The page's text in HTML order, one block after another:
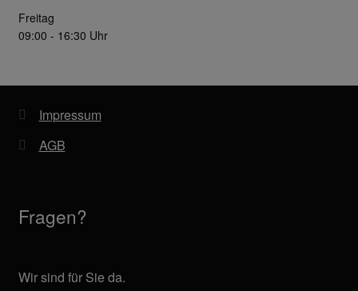
Freitag
09:00 - 16:30 Uhr
Impressum
AGB
Fragen?
Wir sind für Sie da.